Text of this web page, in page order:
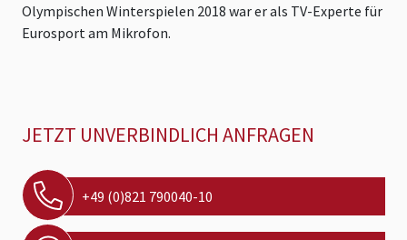
Olympischen Winterspielen 2018 war er als TV-Experte für
Eurosport am Mikrofon.
JETZT UNVERBINDLICH ANFRAGEN
+49 (0)821 790040-10